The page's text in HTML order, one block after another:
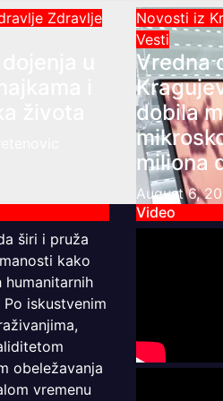
Zdravlje
Novosti iz
Vesti
Vredna
dobila
miliona
August 6,
širi i pruža
kako
iskustvenim
obeležavanja
vremenu
Video